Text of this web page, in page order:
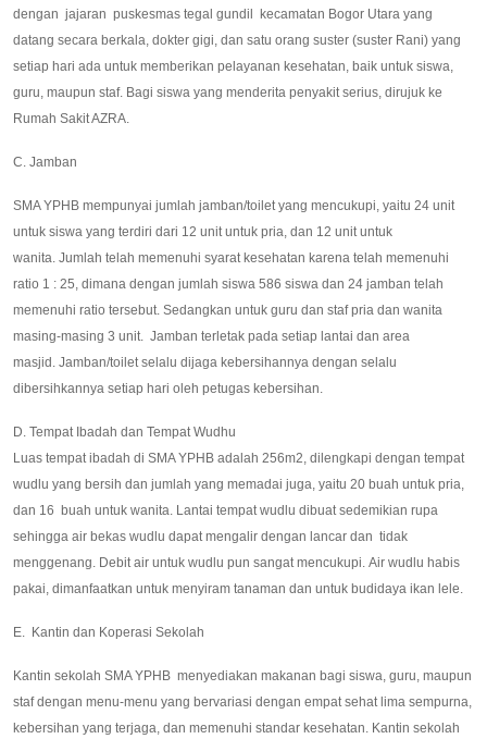
dengan jajaran puskesmas tegal gundil kecamatan Bogor Utara yang
datang secara berkala, dokter gigi, dan satu orang suster (suster Rani) yang
setiap hari ada untuk memberikan pelayanan kesehatan, baik untuk siswa,
guru, maupun staf. Bagi siswa yang menderita penyakit serius, dirujuk ke
Rumah Sakit AZRA.
C. Jamban
SMA YPHB mempunyai jumlah jamban/toilet yang mencukupi, yaitu 24 unit
untuk siswa yang terdiri dari 12 unit untuk pria, dan 12 unit untuk
wanita. Jumlah telah memenuhi syarat kesehatan karena telah memenuhi
ratio 1 : 25, dimana dengan jumlah siswa 586 siswa dan 24 jamban telah
memenuhi ratio tersebut. Sedangkan untuk guru dan staf pria dan wanita
masing-masing 3 unit. Jamban terletak pada setiap lantai dan area
masjid. Jamban/toilet selalu dijaga kebersihannya dengan selalu
dibersihkannya setiap hari oleh petugas kebersihan.
D. Tempat Ibadah dan Tempat Wudhu
Luas tempat ibadah di SMA YPHB adalah 256m2, dilengkapi dengan tempat
wudlu yang bersih dan jumlah yang memadai juga, yaitu 20 buah untuk pria,
dan 16 buah untuk wanita. Lantai tempat wudlu dibuat sedemikian rupa
sehingga air bekas wudlu dapat mengalir dengan lancar dan tidak
menggenang. Debit air untuk wudlu pun sangat mencukupi. Air wudlu habis
pakai, dimanfaatkan untuk menyiram tanaman dan untuk budidaya ikan lele.
E. Kantin dan Koperasi Sekolah
Kantin sekolah SMA YPHB menyediakan makanan bagi siswa, guru, maupun
staf dengan menu-menu yang bervariasi dengan empat sehat lima sempurna,
kebersihan yang terjaga, dan memenuhi standar kesehatan. Kantin sekolah